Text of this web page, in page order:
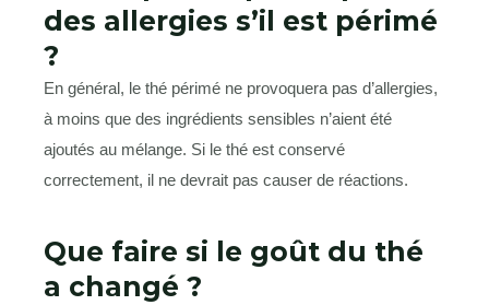
des allergies s’il est périmé
?
En général, le thé périmé ne provoquera pas d’allergies,
à moins que des ingrédients sensibles n’aient été
ajoutés au mélange. Si le thé est conservé
correctement, il ne devrait pas causer de réactions.
Que faire si le goût du thé
a changé ?